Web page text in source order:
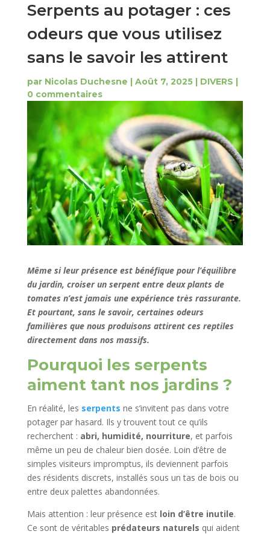
Serpents au potager : ces
odeurs que vous utilisez
sans le savoir les attirent
par Nicolas Duchesne | Août 7, 2025| DIVERS |
0 commentaires
Même si leur présence est bénéfique pour l’équilibre
du jardin, croiser un serpent entre deux plants de
tomates n’est jamais une expérience très rassurante.
Et pourtant, sans le savoir, certaines odeurs
familières que nous produisons attirent ces reptiles
directement dans nos massifs.
Pourquoi les serpents
aiment tant nos jardins ?
En réalité, les serpents ne s’invitent pas dans votre
potager par hasard. Ils y trouvent tout ce qu’ils
recherchent : abri, humidité, nourriture, et parfois
même un peu de chaleur bien dosée. Loin d’être de
simples visiteurs impromptus, ils deviennent parfois
des résidents discrets, installés sous un tas de bois ou
entre deux palettes abandonnées.
Mais attention : leur présence est loin d’être inutile.
Ce sont de véritables prédateurs naturels qui aident